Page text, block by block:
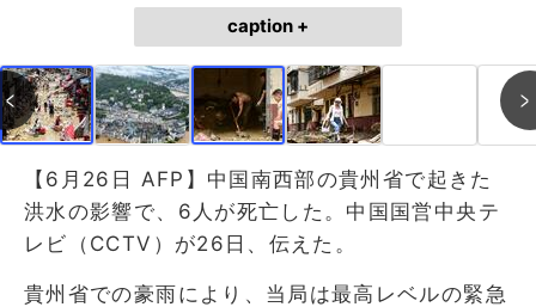
caption +
【6月26日 AFP】中国南西部の貴州省で起きた
洪水の影響で、6人が死亡した。中国国営中央テ
レビ（CCTV）が26日、伝えた。
貴州省での豪雨により、当局は最高レベルの緊急